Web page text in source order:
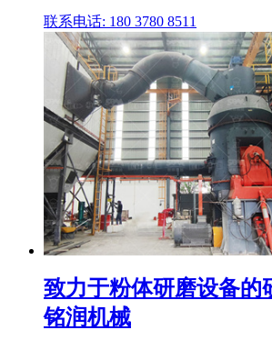
联系电话: 180 3780 8511
致力于粉体研磨设备的
铭润机械